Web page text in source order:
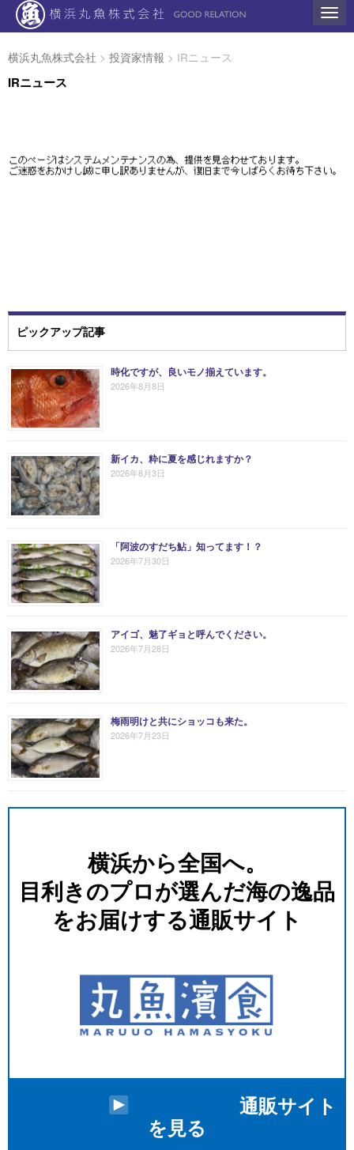
N
横浜丸魚株式会社 > 投資家情報 > IRニュース
IRニュース
ピックアップ記事
時化ですが、良いモノ揃えています。
2026年8月8日
新イカ、粋に夏を感じれますか？
2026年8月3日
「阿波のすだち鮎」知ってます！？
2026年7月30日
アイゴ、魅了ギョと呼んでください。
2026年7月28日
梅雨明けと共にショッコも来た。
2026年7月23日
横浜から全国へ。
⽬利きのプロが選んだ海の逸品
をお届けする通販サイト
通販サイト
を見る